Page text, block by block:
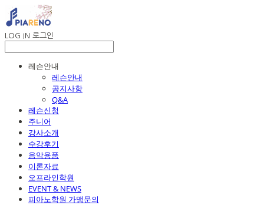
LOG IN 로그인
레슨안내
레슨안내
공지사항
Q&A
레슨신청
주니어
강사소개
수강후기
음악용품
이론자료
오프라인학원
EVENT & NEWS
피아노학원 가맹문의